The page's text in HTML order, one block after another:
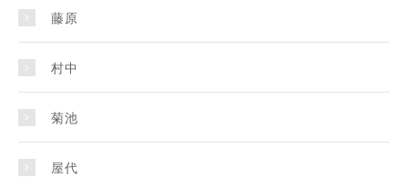
藤原
村中
菊池
屋代